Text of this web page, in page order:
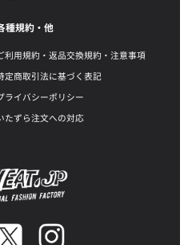
種規約・他
利用規約・返品交換規約・注意事項
定商取引法に基づく表記
ライバシーポリシー
たずら注文への対応